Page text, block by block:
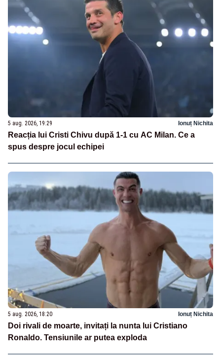
5 aug. 2026, 19:29 Ionuț Nichita
Reacția lui Cristi Chivu după 1-1 cu AC Milan. Ce a
spus despre jocul echipei
5 aug. 2026, 18:20 Ionuț Nichita
Doi rivali de moarte, invitați la nunta lui Cristiano
Ronaldo. Tensiunile ar putea exploda